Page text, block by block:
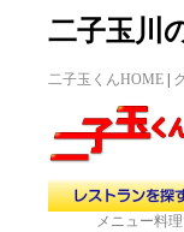
二子玉川
二子玉くんHOME
メニュー料理